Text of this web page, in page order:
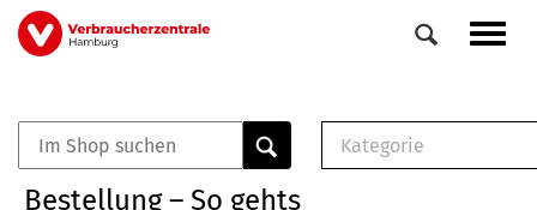
Direkt
zum
Veranstaltungen
0
Elemente
Kategorie
Bestellung – So gehts